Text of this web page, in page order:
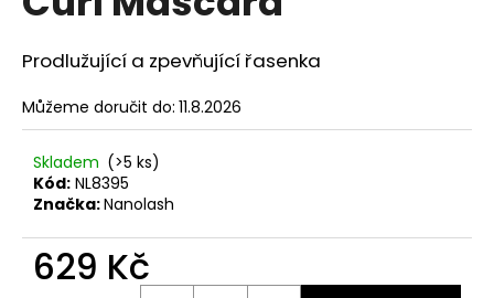
z
hvězdiček.
Prodlužující a zpevňující řasenka
Můžeme doručit do: 11.8.2026
Skladem (>5 ks)
Kód: NL8395
Značka:Nanolash
629 Kč
j
e
m
e
NENESS
NENESSSI
129
Kč